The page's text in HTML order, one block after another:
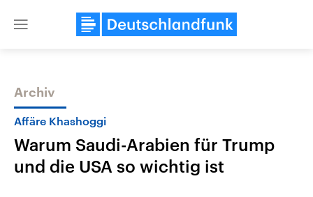
Close
Themen
Archiv
Affäre Khashoggi
Warum Saudi-Arabien für Trump
und die USA so wichtig ist